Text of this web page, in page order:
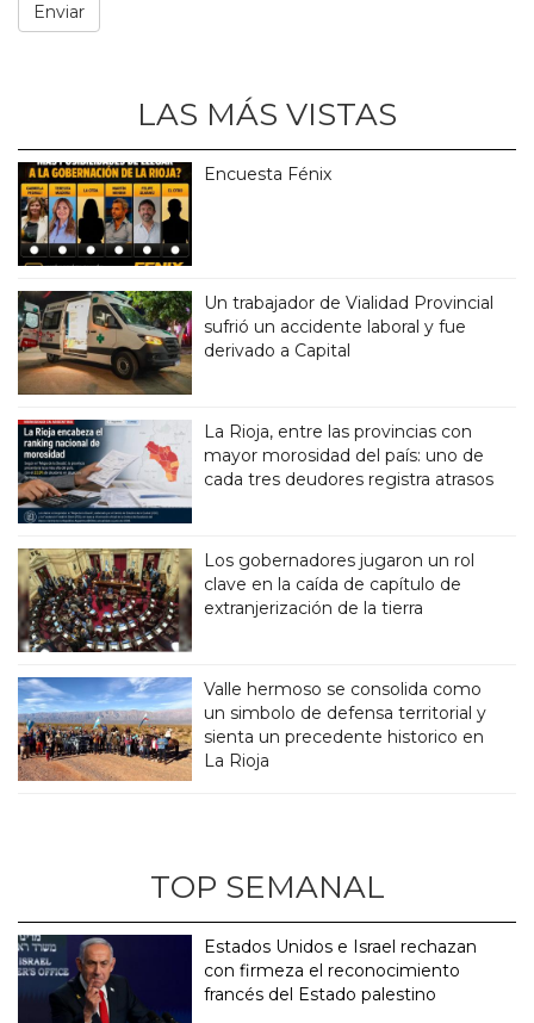
LAS MÁS VISTAS
Encuesta Fénix
Un trabajador de Vialidad Provincial
sufrió un accidente laboral y fue
derivado a Capital
La Rioja, entre las provincias con
mayor morosidad del país: uno de
cada tres deudores registra atrasos
Los gobernadores jugaron un rol
clave en la caída de capítulo de
extranjerización de la tierra
Valle hermoso se consolida como
un simbolo de defensa territorial y
sienta un precedente historico en
La Rioja
TOP SEMANAL
Estados Unidos e Israel rechazan
con firmeza el reconocimiento
francés del Estado palestino